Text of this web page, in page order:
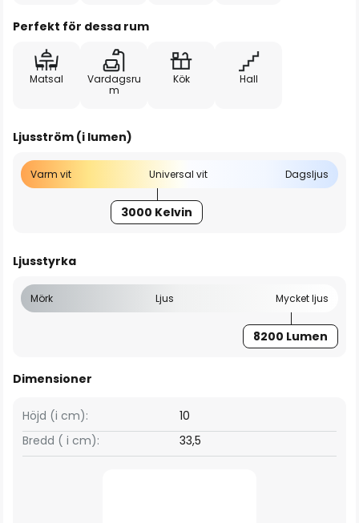
Perfekt för dessa rum
Matsal
Vardagsru
m
Kök Hall
Ljusström (i lumen)
Varm vit Universal vit Dagsljus
3000 Kelvin
Ljusstyrka
Mörk Ljus Mycket ljus
8200 Lumen
Dimensioner
Bredd ( i cm): 33,5
Höjd (i cm): 10